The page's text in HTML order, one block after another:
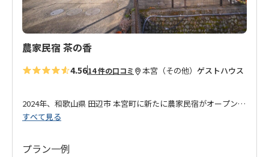
農家民宿 茶の香
4.5614 件の口コミ 本宮（その他） ゲストハウス
2024年、和歌山県 田辺市 本宮町に新たに農家民宿がオープン！
承したいというオーナーの夢と目標が詰まったお宿です。
すべて見る
プラン一例